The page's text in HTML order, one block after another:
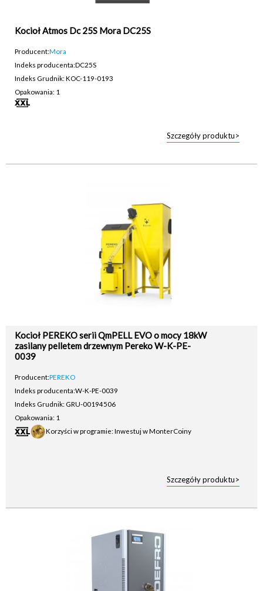
Kocioł Atmos Dc 25S Mora DC25S
Producent:Mora
Indeks producenta:DC25S
Indeks Grudnik: KOC-119-0193
Opakowania: 1
Szczegóły produktu>
Kocioł PEREKO serii QmPELL EVO o mocy 18kW
zasilany pelletem drzewnym Pereko W-K-PE-
0039
Producent:PEREKO
Indeks producenta:W-K-PE-0039
Indeks Grudnik: GRU-00194506
Opakowania: 1
Korzyści w programie: Inwestuj w MonterCoiny
Szczegóły produktu>